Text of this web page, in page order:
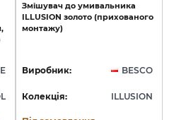
Змішувач до умивальника
ILLUSION золото (прихованого
монтажу)
Виробник: BESCO
Колекція: ILLUSION